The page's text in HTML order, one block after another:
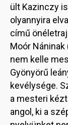
ült Kazinczy
olyannyira
című
Moór
nem kelle
Gyönyörű
kevélysége.
a mesteri
angol, ki a